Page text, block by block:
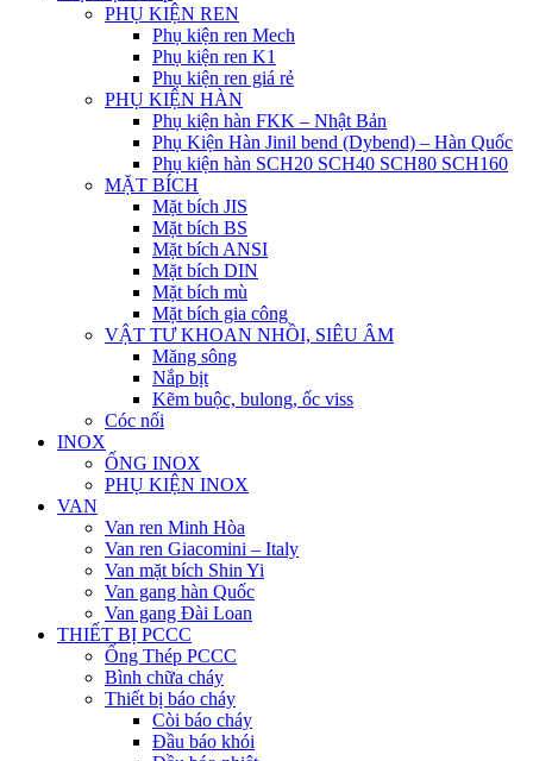
PHỤ KIỆN REN
Phụ kiện ren Mech
Phụ kiện ren K1
Phụ kiện ren giá rẻ
PHỤ KIỆN HÀN
Phụ kiện hàn FKK – Nhật Bản
Phụ Kiện Hàn Jinil bend (Dybend) – Hàn Quốc
Phụ kiện hàn SCH20 SCH40 SCH80 SCH160
MẶT BÍCH
Mặt bích JIS
Mặt bích BS
Mặt bích ANSI
Mặt bích DIN
Mặt bích mù
Mặt bích gia công
VẬT TƯ KHOAN NHỒI, SIÊU ÂM
Măng sông
Nắp bịt
Kẽm buộc, bulong, ốc viss
Cóc nối
INOX
ỐNG INOX
PHỤ KIỆN INOX
VAN
Van ren Minh Hòa
Van ren Giacomini – Italy
Van mặt bích Shin Yi
Van gang hàn Quốc
Van gang Đài Loan
THIẾT BỊ PCCC
Ống Thép PCCC
Bình chữa cháy
Thiết bị báo cháy
Còi báo cháy
Đầu báo khói